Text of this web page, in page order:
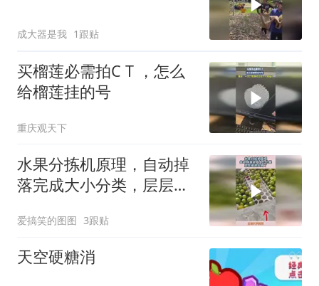
成大器是我 1跟贴
买榴莲必需拍C T ，怎么
给榴莲挂的号
重庆观天下
水果分拣机原理，自动掉
落完成大小分类，层层递
爱搞笑的图图 3跟贴
天空硬糖消